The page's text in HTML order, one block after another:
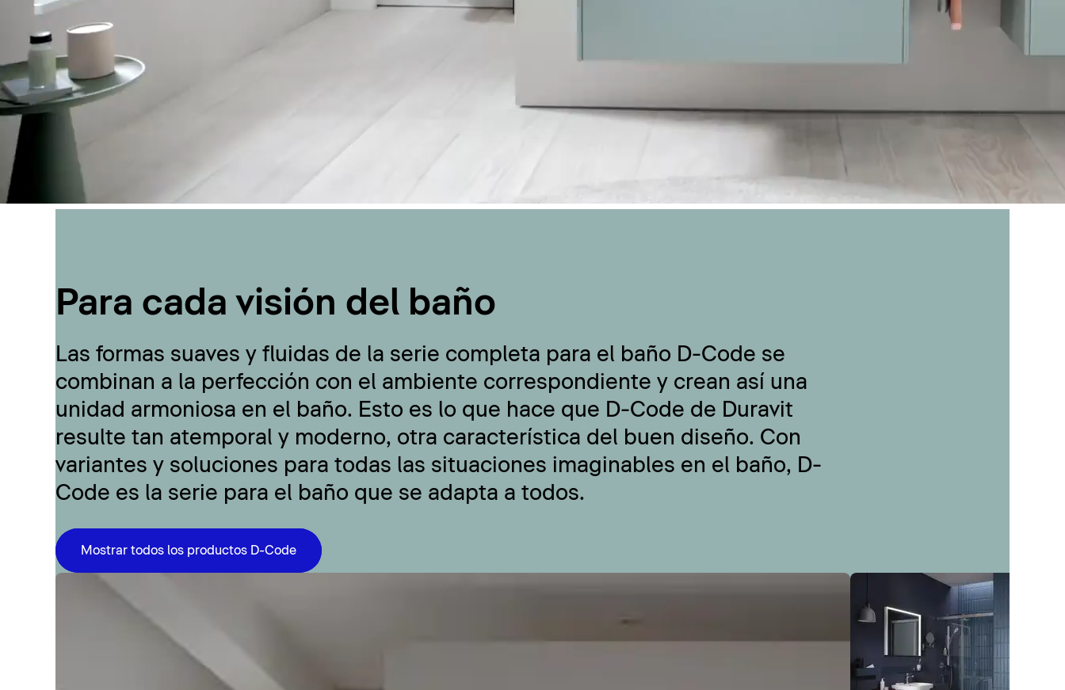
Para cada visión del baño
Las formas suaves y fluidas de la serie completa para el baño D-Code se
combinan a la perfección con el ambiente correspondiente y crean así una
unidad armoniosa en el baño. Esto es lo que hace que D-Code de Duravit
resulte tan atemporal y moderno, otra característica del buen diseño. Con
variantes y soluciones para todas las situaciones imaginables en el baño, D-
Code es la serie para el baño que se adapta a todos.
Mostrar todos los productos D-Code